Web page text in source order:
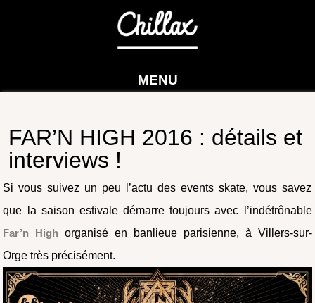
MENU
FAR’N HIGH 2016 : détails et
interviews !
Si vous suivez un peu l’actu des events skate, vous savez
que la saison estivale démarre toujours avec l’indétrônable
Far’n High organisé en banlieue parisienne, à Villers-sur-
Orge très précisément.